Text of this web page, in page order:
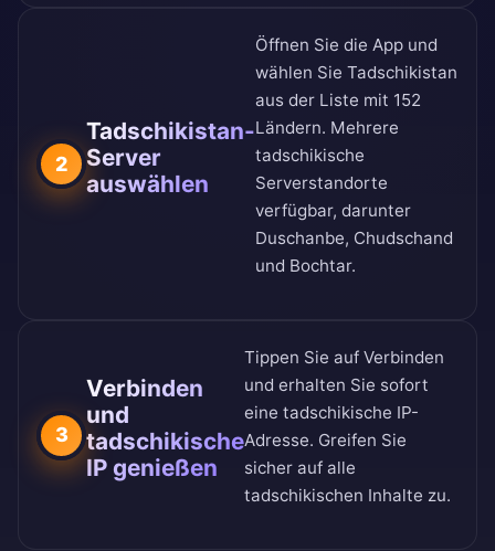
2
Tadschikistan-
Server
auswählen
Öffnen Sie die App und
wählen Sie Tadschikistan
aus der Liste mit 152
Ländern. Mehrere
tadschikische
Serverstandorte
verfügbar, darunter
Duschanbe, Chudschand
und Bochtar.
3
Verbinden
und
tadschikische
IP genießen
Tippen Sie auf Verbinden
und erhalten Sie sofort
eine tadschikische IP-
Adresse. Greifen Sie
sicher auf alle
tadschikischen Inhalte zu.